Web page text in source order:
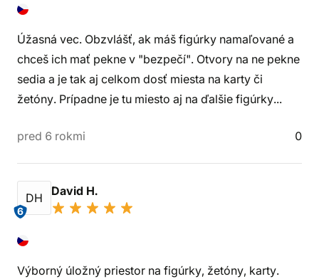
Úžasná vec. Obzvlášť, ak máš figúrky namaľované a
chceš ich mať pekne v "bezpečí". Otvory na ne pekne
sedia a je tak aj celkom dosť miesta na karty či
žetóny. Prípadne je tu miesto aj na ďalšie figúrky...
pred 6 rokmi 0
DH
6
David H.
Výborný úložný priestor na figúrky, žetóny, karty.